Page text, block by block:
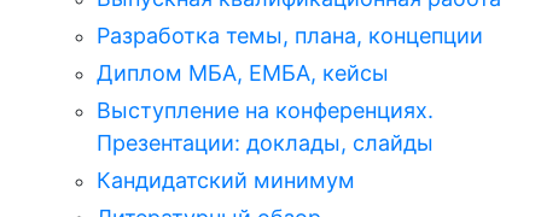
Разработка темы, плана, концепции
Диплом МБА, ЕМБА, кейсы
Выступление на конференциях.
Презентации: доклады, слайды
Кандидатский минимум